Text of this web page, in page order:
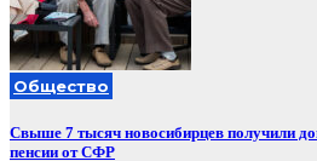
Общество
Свыше 7 тысяч новосибирцев получили
пенсии от СФР